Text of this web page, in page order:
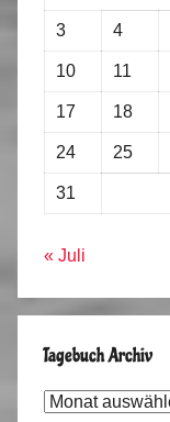
3 4
10 11
17 18
24 25
31
« Juli
Tagebuch Archiv
Tagebuch